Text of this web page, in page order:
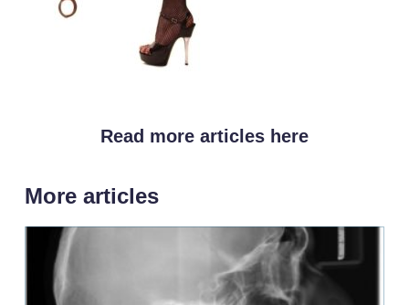
Read more articles here
More articles